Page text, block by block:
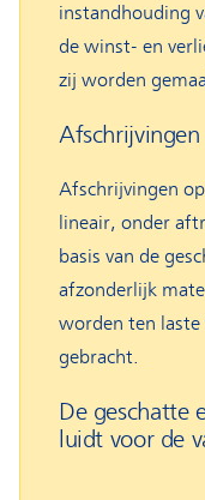
instandhouding
de winst- en
zij worden
Afschrijvingen
Afschrijvingen
lineair, onder
basis van de
afzonderlijk
worden ten laste
gebracht.
De geschatte
luidt voor de